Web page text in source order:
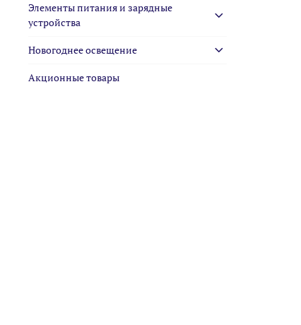
Элементы питания и зарядные
устройства
Новогоднее освещение
Акционные товары